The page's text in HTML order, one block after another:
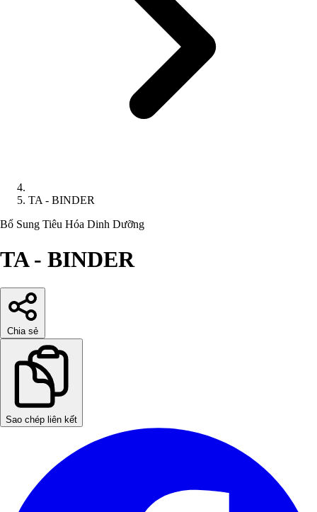
TA - BINDER
Bổ Sung Tiêu Hóa Dinh Dưỡng
TA - BINDER
Chia sẻ
Sao chép liên kết